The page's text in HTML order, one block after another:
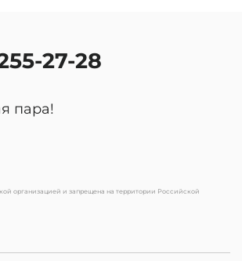
27-28
пара!
организацией и запрещена на территории Российской